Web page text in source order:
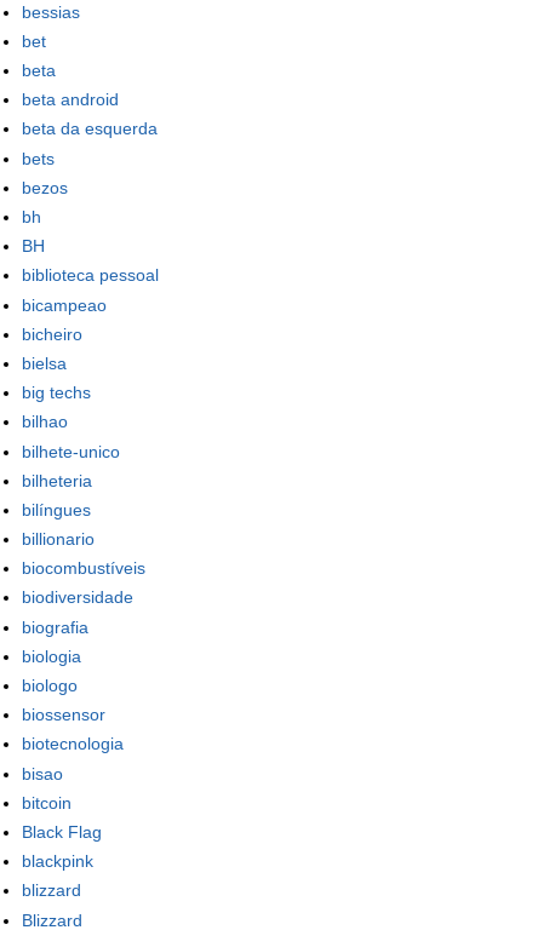
bessias
bet
beta
beta android
beta da esquerda
bets
bezos
bh
BH
biblioteca pessoal
bicampeao
bicheiro
bielsa
big techs
bilhao
bilhete-unico
bilheteria
bilíngues
billionario
biocombustíveis
biodiversidade
biografia
biologia
biologo
biossensor
biotecnologia
bisao
bitcoin
Black Flag
blackpink
blizzard
Blizzard